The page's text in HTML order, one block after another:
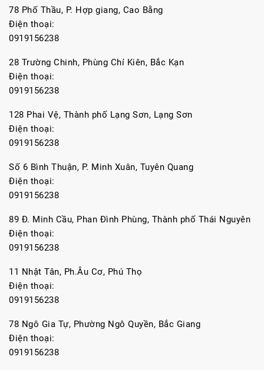
78 Phố Thầu, P. Hợp giang, Cao Bằng
Điện thoại:
0919156238
28 Trường Chinh, Phùng Chí Kiên, Bắc Kạn
Điện thoại:
0919156238
128 Phai Vệ, Thành phố Lạng Sơn, Lạng Sơn
Điện thoại:
0919156238
Số 6 Bình Thuận, P. Minh Xuân, Tuyên Quang
Điện thoại:
0919156238
89 Đ. Minh Cầu, Phan Đình Phùng, Thành phố Thái Nguyên
Điện thoại:
0919156238
11 Nhật Tân, Ph.Âu Cơ, Phú Thọ
Điện thoại:
0919156238
78 Ngô Gia Tự, Phường Ngô Quyền, Bắc Giang
Điện thoại:
0919156238